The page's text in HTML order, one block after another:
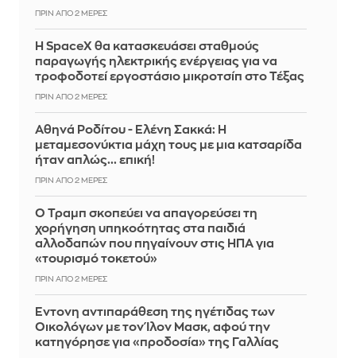
ΠΡΙΝ ΑΠΌ 2 ΜΈΡΕΣ
Η SpaceX θα κατασκευάσει σταθμούς
παραγωγής ηλεκτρικής ενέργειας για να
τροφοδοτεί εργοστάσιο μικροτσίπ στο Τέξας
ΠΡΙΝ ΑΠΌ 2 ΜΈΡΕΣ
Αθηνά Ροδίτου - Ελένη Σακκά: Η
μεταμεσονύκτια μάχη τους με μια κατσαρίδα
ήταν απλώς... επική!
ΠΡΙΝ ΑΠΌ 2 ΜΈΡΕΣ
Ο Τραμπ σκοπεύει να απαγορεύσει τη
χορήγηση υπηκοότητας στα παιδιά
αλλοδαπών που πηγαίνουν στις ΗΠΑ για
«τουρισμό τοκετού»
ΠΡΙΝ ΑΠΌ 2 ΜΈΡΕΣ
Έντονη αντιπαράθεση της ηγέτιδας των
Οικολόγων με τον Ίλον Μασκ, αφού την
κατηγόρησε για «προδοσία» της Γαλλίας